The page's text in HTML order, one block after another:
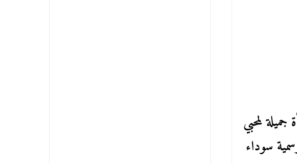
لمحبي
سوداء